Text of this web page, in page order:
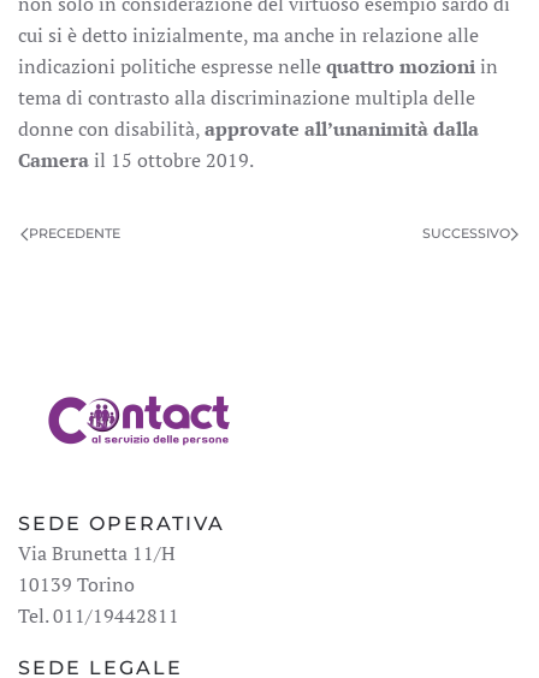
cui si è detto inizialmente, ma anche in relazione alle
indicazioni politiche espresse nellequattro mozioniin
tema di contrasto alla discriminazione multipla delle
donne con disabilità,approvate all’unanimità dalla
Camerail 15 ottobre 2019.
PRECEDENTE SUCCESSIVO
SEDE OPERATIVA
Via Brunetta 11/H
10139 Torino
Tel. 011/19442811
SEDE LEGALE